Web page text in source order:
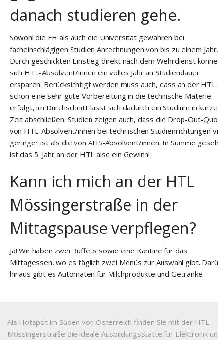
danach studieren gehe.
Sowohl die FH als auch die Universität gewähren bei
facheinschlägigen Studien Anrechnungen von bis zu einem Jahr.
Durch geschickten Einstieg direkt nach dem Wehrdienst
sich HTL-Absolvent/innen ein volles Jahr an Studiendauer
ersparen. Berücksichtigt werden muss auch, dass an der HTL
schon eine sehr gute Vorbereitung in die technische Materie
erfolgt, im Durchschnitt lässt sich dadurch ein Studium in
Zeit abschließen. Studien zeigen auch, dass die Drop-Out-
von HTL-Absolvent/innen bei technischen Studienrichtungen
geringer ist als die von AHS-Absolvent/innen. In Summe
ist das 5. Jahr an der HTL also ein Gewinn!
Kann ich mich an der HTL
Mössingerstraße in der
Mittagspause verpflegen?
Ja! Wir haben zwei Buffets sowie eine Kantine für das
Mittagessen, wo es täglich zwei Menüs zur Auswahl gibt.
hinaus gibt es Automaten für Milchprodukte und Getränke.
Als Hotspot im Süden von Österreich finden Sie mit der HTL
Mössingerstraße die ideale Ausbildungsstätte für Elektronik